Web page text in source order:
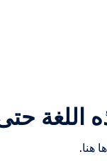
اللغة
هنا.